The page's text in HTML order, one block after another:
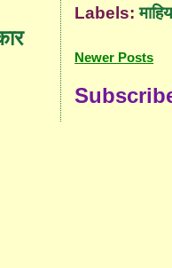
Labels:
Newer Posts